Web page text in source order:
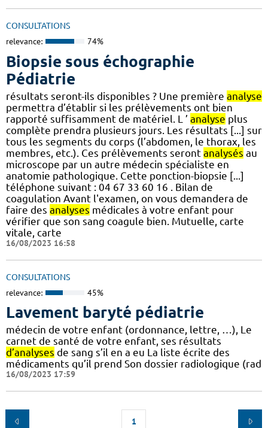
CONSULTATIONS
relevance: 74%
Biopsie sous échographie
Pédiatrie
résultats seront-ils disponibles ? Une première analyse
permettra d’établir si les prélèvements ont bien
rapporté suffisamment de matériel. L ’ analyse plus
complète prendra plusieurs jours. Les résultats [...] sur
tous les segments du corps (l’abdomen, le thorax, les
membres, etc.). Ces prélèvements seront analysés au
microscope par un autre médecin spécialiste en
anatomie pathologique. Cette ponction-biopsie [...]
téléphone suivant : 04 67 33 60 16 . Bilan de
coagulation Avant l'examen, on vous demandera de
faire des analyses médicales à votre enfant pour
vérifier que son sang coagule bien. Mutuelle, carte
vitale, carte
16/08/2023 16:58
CONSULTATIONS
relevance: 45%
Lavement baryté pédiatrie
médecin de votre enfant (ordonnance, lettre, …), Le
carnet de santé de votre enfant, ses résultats
d’analyses de sang s’il en a eu La liste écrite des
médicaments qu’il prend Son dossier radiologique (rad
16/08/2023 17:59
1